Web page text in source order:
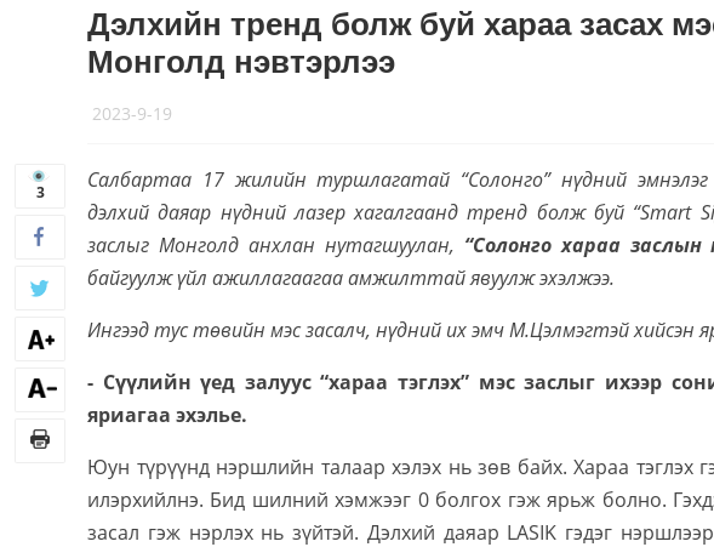
Дэлхийн тренд болж буй хараа засах
Монголд нэвтэрлээ
2023-9-19
3
Салбартаа 17 жилийн туршлагатай “Солонго” нүдний
дэлхий даяар нүдний лазер хагалгаанд тренд болж буй “Smart
заслыг Монголд анхлан нутагшуулан, “Солонго хараа заслын
байгуулж үйл ажиллагаагаа амжилттай явуулж эхэлжээ.
Ингээд тус төвийн мэс засалч, нүдний их эмч М.Цэлмэгтэй хийсэн
- Сүүлийн үед залуус “хараа тэглэх” мэс заслыг ихээр
яриагаа эхэлье.
Юун түрүүнд нэршлийн талаар хэлэх нь зөв байх. Хараа тэглэх
илэрхийлнэ. Бид шилний хэмжээг 0 болгох гэж ярьж болно.
засал гэж нэрлэх нь зүйтэй. Дэлхий даяар LASIK гэдэг